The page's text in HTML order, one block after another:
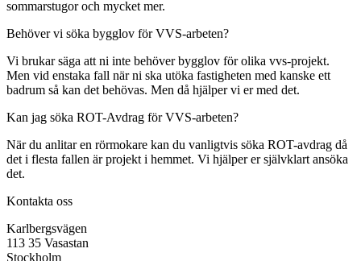
sommarstugor och mycket mer.
Behöver vi söka bygglov för VVS-arbeten?
Vi brukar säga att ni inte behöver bygglov för olika vvs-projekt.
Men vid enstaka fall när ni ska utöka fastigheten med kanske ett
badrum så kan det behövas. Men då hjälper vi er med det.
Kan jag söka ROT-Avdrag för VVS-arbeten?
När du anlitar en rörmokare kan du vanligtvis söka ROT-avdrag då
det i flesta fallen är projekt i hemmet. Vi hjälper er självklart ansöka
det.
Kontakta oss
Karlbergsvägen
113 35 Vasastan
Stockholm